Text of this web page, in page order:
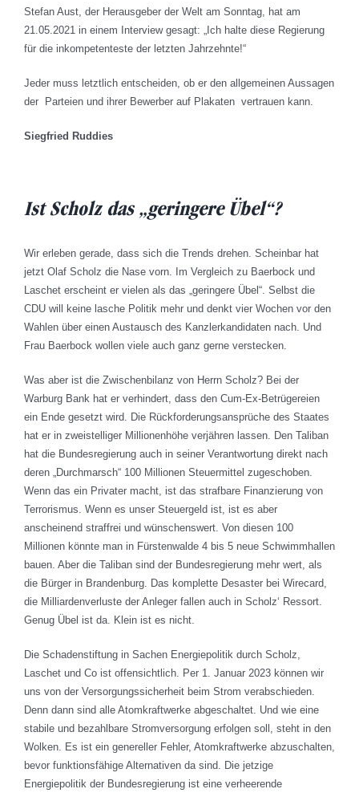
Stefan Aust, der Herausgeber der Welt am Sonntag, hat am
21.05.2021 in einem Interview gesagt: „Ich halte diese Regierung
für die inkompetenteste der letzten Jahrzehnte!“
Jeder muss letztlich entscheiden, ob er den allgemeinen Aussagen
der Parteien und ihrer Bewerber auf Plakaten vertrauen kann.
Siegfried Ruddies
Ist Scholz das „geringere Übel“?
Wir erleben gerade, dass sich die Trends drehen. Scheinbar hat
jetzt Olaf Scholz die Nase vorn. Im Vergleich zu Baerbock und
Laschet erscheint er vielen als das „geringere Übel“. Selbst die
CDU will keine lasche Politik mehr und denkt vier Wochen vor den
Wahlen über einen Austausch des Kanzlerkandidaten nach. Und
Frau Baerbock wollen viele auch ganz gerne verstecken.
Was aber ist die Zwischenbilanz von Herrn Scholz? Bei der
Warburg Bank hat er verhindert, dass den Cum-Ex-Betrügereien
ein Ende gesetzt wird. Die Rückforderungsansprüche des Staates
hat er in zweistelliger Millionenhöhe verjähren lassen. Den Taliban
hat die Bundesregierung auch in seiner Verantwortung direkt nach
deren „Durchmarsch“ 100 Millionen Steuermittel zugeschoben.
Wenn das ein Privater macht, ist das strafbare Finanzierung von
Terrorismus. Wenn es unser Steuergeld ist, ist es aber
anscheinend straffrei und wünschenswert. Von diesen 100
Millionen könnte man in Fürstenwalde 4 bis 5 neue Schwimmhallen
bauen. Aber die Taliban sind der Bundesregierung mehr wert, als
die Bürger in Brandenburg. Das komplette Desaster bei Wirecard,
die Milliardenverluste der Anleger fallen auch in Scholz‘ Ressort.
Genug Übel ist da. Klein ist es nicht.
Die Schadenstiftung in Sachen Energiepolitik durch Scholz,
Laschet und Co ist offensichtlich. Per 1. Januar 2023 können wir
uns von der Versorgungssicherheit beim Strom verabschieden.
Denn dann sind alle Atomkraftwerke abgeschaltet. Und wie eine
stabile und bezahlbare Stromversorgung erfolgen soll, steht in den
Wolken. Es ist ein genereller Fehler, Atomkraftwerke abzuschalten,
bevor funktionsfähige Alternativen da sind. Die jetzige
Energiepolitik der Bundesregierung ist eine verheerende